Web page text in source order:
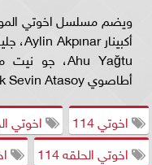
أطاصوي Fadik Sevin Atasoy.
اخوتي 114
اخوتي
اخوتي الحلقه 114